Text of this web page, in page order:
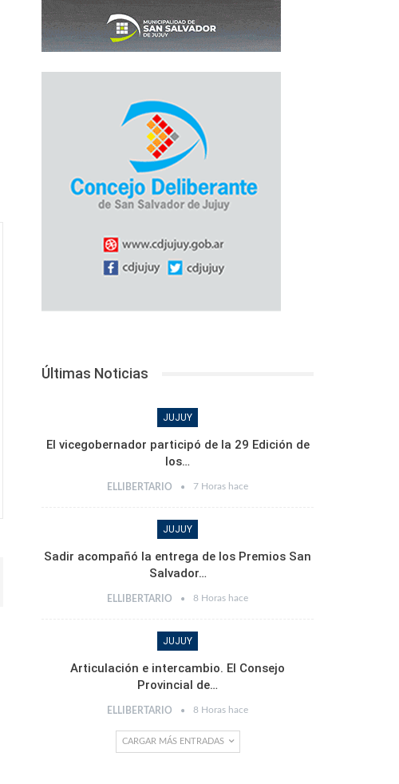
Últimas Noticias
JUJUY
El vicegobernador participó de la 29 Edición de
los…
ELLIBERTARIO 7 Horas hace
JUJUY
Sadir acompañó la entrega de los Premios San
Salvador…
ELLIBERTARIO 8 Horas hace
JUJUY
Articulación e intercambio. El Consejo
Provincial de…
ELLIBERTARIO 8 Horas hace
CARGAR MÁS ENTRADAS